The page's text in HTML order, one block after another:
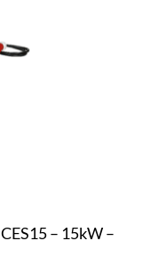
– 15kW –